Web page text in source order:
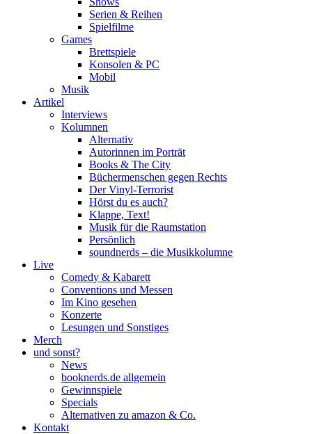
Serien & Reihen
Spielfilme
Games
Brettspiele
Konsolen & PC
Mobil
Musik
Artikel
Interviews
Kolumnen
Alternativ
Autorinnen im Porträt
Books & The City
Büchermenschen gegen Rechts
Der Vinyl-Terrorist
Hörst du es auch?
Klappe, Text!
Musik für die Raumstation
Persönlich
soundnerds – die Musikkolumne
Live
Comedy & Kabarett
Conventions und Messen
Im Kino gesehen
Konzerte
Lesungen und Sonstiges
Merch
und sonst?
News
booknerds.de allgemein
Gewinnspiele
Specials
Alternativen zu amazon & Co.
Kontakt